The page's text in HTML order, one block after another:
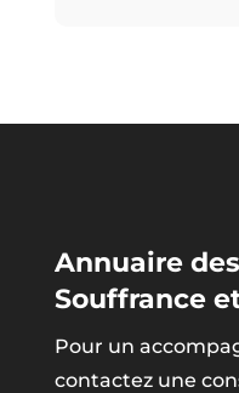
Annuaire
Souffrance
Pour un
contactez une